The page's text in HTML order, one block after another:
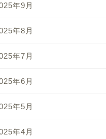
年9月
年8月
年7月
年6月
年5月
年4月